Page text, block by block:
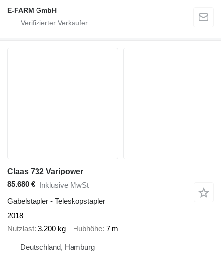
E-FARM GmbH
Claas 732 Varipower
85.680 € Inklusive MwSt
Gabelstapler - Teleskopstapler
2018
Nutzlast 3.200 kg Hubhöhe 7 m
Deutschland, Hamburg